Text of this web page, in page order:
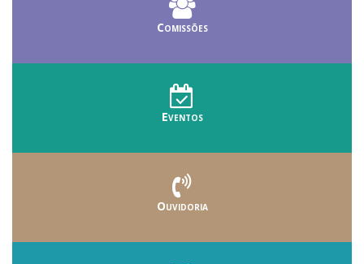
Comissões
Eventos
Ouvidoria